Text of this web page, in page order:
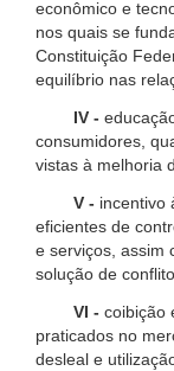
econômico e
nos quais se
Constituição
equilíbrio nas
IV -
consumidores,
vistas à melhoria
V - incentivo
eficientes de
e serviços, assim
solução de
VI - coibição
praticados no
desleal e